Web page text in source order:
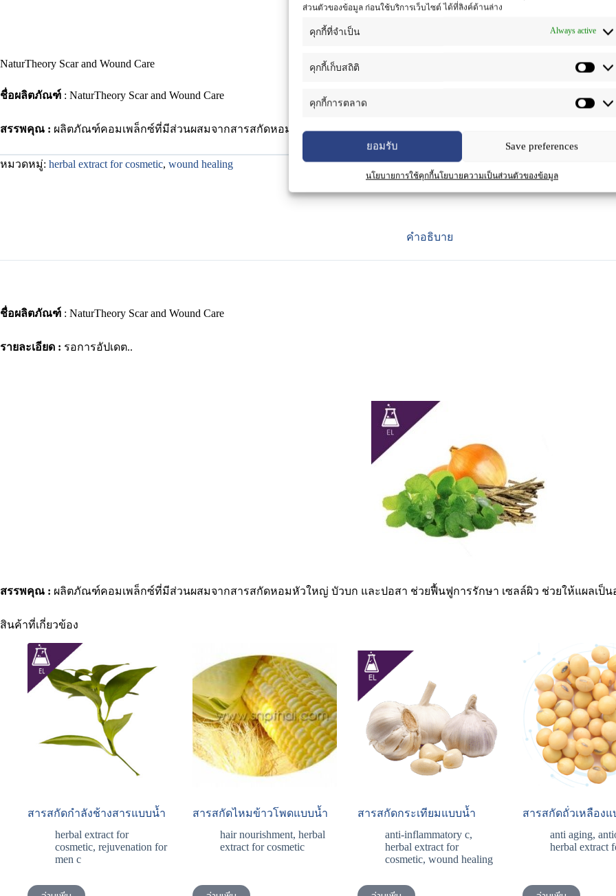
ส่วนตัวของข้อมูล ก่อนใช้บริการเว็บไซต์ ได้ที่ลิงค์ด้านล่าง
คุกกี้ที่จำเป็น Always active
คุกกี้เก็บสถิติ
คุกกี้การตลาด
ยอมรับ Save preferences
นโยบายการใช้คุกกี้นโยบายความเป็นส่วนตัวของข้อมูล
NaturTheory Scar and Wound Care
ชื่อผลิตภัณฑ์ : NaturTheory Scar and Wound Care
สรรพคุณ : ผลิตภัณฑ์คอมเพล็กซ์ที่มีส่วนผสมจากสารสกัดหอมหัวใหญ่ บัวบก และปอสา ช่วยฟื้นฟูการรักษา เซลล์ผิว ช่วยให้แผลเป็น
หมวดหมู่: herbal extract for cosmetic, wound healing
คำอธิบาย
ชื่อผลิตภัณฑ์ : NaturTheory Scar and Wound Care
รายละเอียด : รอการอัปเดต..
สรรพคุณ : ผลิตภัณฑ์คอมเพล็กซ์ที่มีส่วนผสมจากสารสกัดหอมหัวใหญ่ บัวบก และปอสา ช่วยฟื้นฟูการรักษา เซลล์ผิว ช่วยให้แผลเป็น
สินค้าที่เกี่ยวข้อง
สารสกัดกําลังช้างสารแบบน้ำ
herbal extract for
cosmetic, rejuvenation for
men c
สารสกัดไหมข้าวโพดแบบน้ำ
hair nourishment, herbal
extract for cosmetic
สารสกัดกระเทียมแบบน้ำ
anti-inflammatory c,
herbal extract for
cosmetic, wound healing
สารสกัดถั่วเหลืองแ
anti aging,
herbal extract